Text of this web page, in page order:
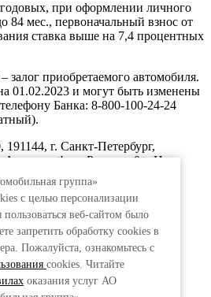
группа»
с целью персонализации
веб-сайтом было
запретить обработку сookies в
Пожалуйста, ознакомьтесь с
cookies. Читайте
оказания услуг АО
при оформлении личного
84 мес., первоначальный взнос от
ставка выше на 7,4 процентных
залог приобретаемого автомобиля.
01.02.2023 и могут быть изменены
Банка: 8-800-100-24-24
г. Санкт-Петербург,
www.vtb.ru. Реклама 0+. Не